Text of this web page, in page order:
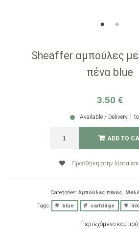
Sheaffer αμπούλες
πένα blue
3.50 €
Available / Delivery 1
αμπούλες
πένα
ADD TO
Πρόσθήκη στην λίστα
Categories:Αμπούλες πένας,
Tags: blue cartridge Ink
Περιεχόμενο κουτιού: